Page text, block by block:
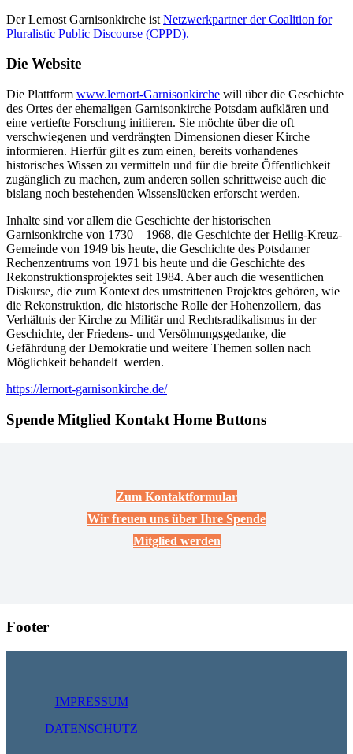
Der Lernost Garnisonkirche ist Netzwerkpartner der Coalition for
Pluralistic Public Discourse (CPPD).
Die Website
Die Plattform www.lernort-Garnisonkirche will über die Geschichte
des Ortes der ehemaligen Garnisonkirche Potsdam aufklären und
eine vertiefte Forschung initiieren. Sie möchte über die oft
verschwiegenen und verdrängten Dimensionen dieser Kirche
informieren. Hierfür gilt es zum einen, bereits vorhandenes
historisches Wissen zu vermitteln und für die breite Öffentlichkeit
zugänglich zu machen, zum anderen sollen schrittweise auch die
bislang noch bestehenden Wissenslücken erforscht werden.
Inhalte sind vor allem die Geschichte der historischen
Garnisonkirche von 1730 – 1968, die Geschichte der Heilig-Kreuz-
Gemeinde von 1949 bis heute, die Geschichte des Potsdamer
Rechenzentrums von 1971 bis heute und die Geschichte des
Rekonstruktionsprojektes seit 1984. Aber auch die wesentlichen
Diskurse, die zum Kontext des umstrittenen Projektes gehören, wie
die Rekonstruktion, die historische Rolle der Hohenzollern, das
Verhältnis der Kirche zu Militär und Rechtsradikalismus in der
Geschichte, der Friedens- und Versöhnungsgedanke, die
Gefährdung der Demokratie und weitere Themen sollen nach
Möglichkeit behandelt werden.
https://lernort-garnisonkirche.de/
Spende Mitglied Kontakt Home Buttons
Zum Kontaktformular
Wir freuen uns über Ihre Spende
Mitglied werden
Footer
IMPRESSUM
DATENSCHUTZ